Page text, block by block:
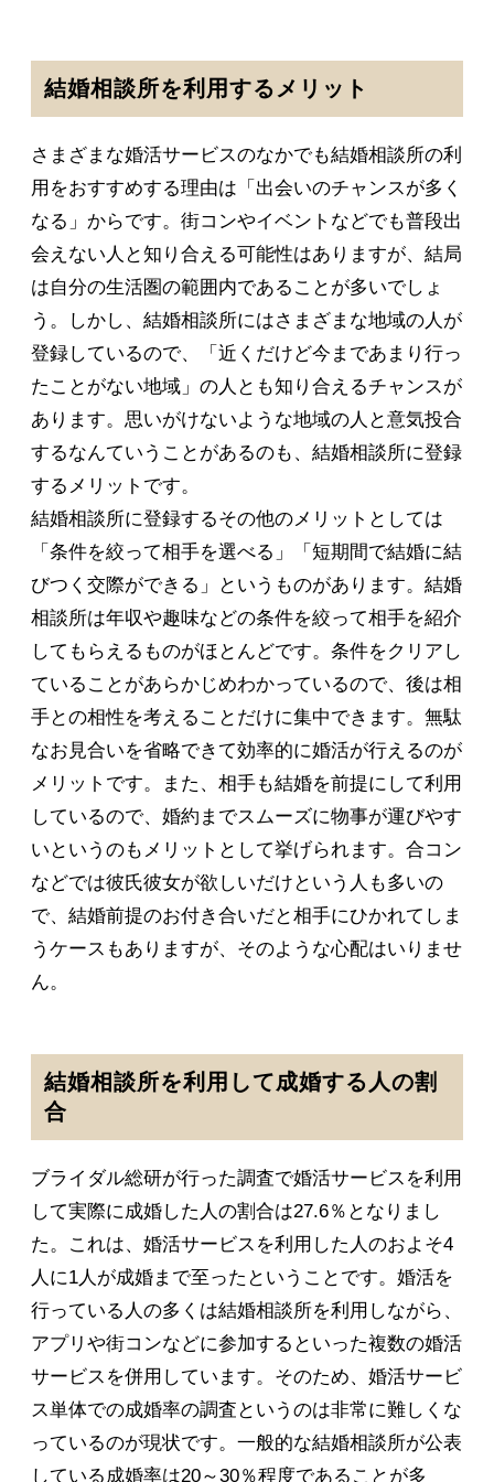
結婚相談所を利用するメリット
さまざまな婚活サービスのなかでも結婚相談所の利
用をおすすめする理由は「出会いのチャンスが多く
なる」からです。街コンやイベントなどでも普段出
会えない人と知り合える可能性はありますが、結局
は自分の生活圏の範囲内であることが多いでしょ
う。しかし、結婚相談所にはさまざまな地域の人が
登録しているので、「近くだけど今まであまり行っ
たことがない地域」の人とも知り合えるチャンスが
あります。思いがけないような地域の人と意気投合
するなんていうことがあるのも、結婚相談所に登録
するメリットです。
結婚相談所に登録するその他のメリットとしては
「条件を絞って相手を選べる」「短期間で結婚に結
びつく交際ができる」というものがあります。結婚
相談所は年収や趣味などの条件を絞って相手を紹介
してもらえるものがほとんどです。条件をクリアし
ていることがあらかじめわかっているので、後は相
手との相性を考えることだけに集中できます。無駄
なお見合いを省略できて効率的に婚活が行えるのが
メリットです。また、相手も結婚を前提にして利用
しているので、婚約までスムーズに物事が運びやす
いというのもメリットとして挙げられます。合コン
などでは彼氏彼女が欲しいだけという人も多いの
で、結婚前提のお付き合いだと相手にひかれてしま
うケースもありますが、そのような心配はいりませ
ん。
結婚相談所を利用して成婚する人の割
合
ブライダル総研が行った調査で婚活サービスを利用
して実際に成婚した人の割合は27.6％となりまし
た。これは、婚活サービスを利用した人のおよそ4
人に1人が成婚まで至ったということです。婚活を
行っている人の多くは結婚相談所を利用しながら、
アプリや街コンなどに参加するといった複数の婚活
サービスを併用しています。そのため、婚活サービ
ス単体での成婚率の調査というのは非常に難しくな
っているのが現状です。一般的な結婚相談所が公表
している成婚率は20～30％程度であることが多